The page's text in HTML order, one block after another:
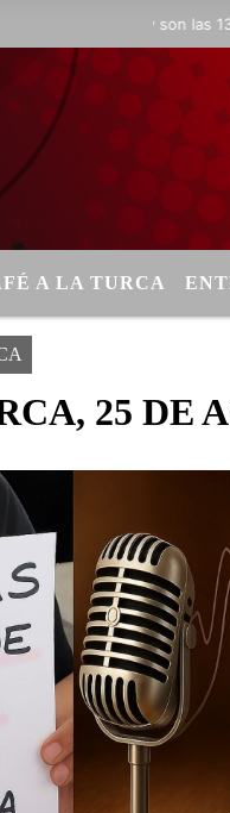
de 2026 y son las 13:51 -
A LA TURCA
25 DE